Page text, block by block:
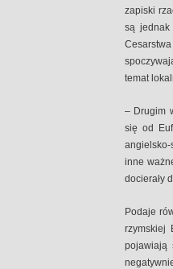
zapiski
są jednak
temat
– Drugim
się od
inne
docierały
Podaje
rzymskiej
pojawiają